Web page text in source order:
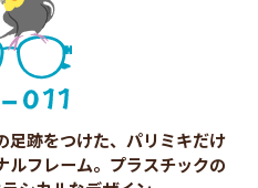
足跡をつけた、パリミキだけ
フレーム。 プラスチックの